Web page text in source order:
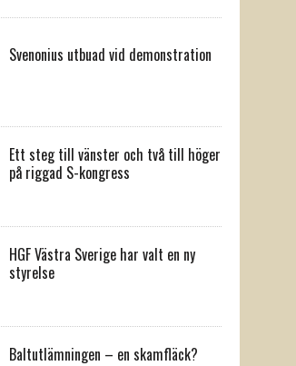
Svenonius utbuad vid demonstration
Ett steg till vänster och två till höger
på riggad S-kongress
HGF Västra Sverige har valt en ny
styrelse
Baltutlämningen – en skamfläck?